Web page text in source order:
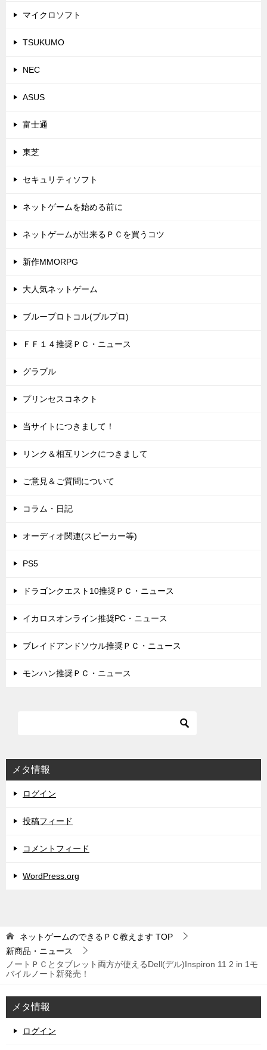
マイクロソフト
TSUKUMO
NEC
ASUS
富士通
東芝
セキュリティソフト
ネットゲームを始める前に
ネットゲームが出来るＰＣを買うコツ
新作MMORPG
大人気ネットゲーム
ブループロトコル(ブルプロ)
ＦＦ１４推奨ＰＣ・ニュース
グラブル
プリンセスコネクト
当サイトにつきまして！
リンク＆相互リンクにつきまして
ご意見＆ご質問について
コラム・日記
オーディオ関連(スピーカー等)
PS5
ドラゴンクエスト10推奨ＰＣ・ニュース
イカロスオンライン推奨PC・ニュース
ブレイドアンドソウル推奨ＰＣ・ニュース
モンハン推奨ＰＣ・ニュース
メタ情報
ログイン
投稿フィード
コメントフィード
WordPress.org
ネットゲームのできるＰＣ教えます TOP
新商品・ニュース
ノートＰＣとタブレット両方が使えるDell(デル)Inspiron 11 2 in 1モ
バイルノート新発売！
メタ情報
ログイン